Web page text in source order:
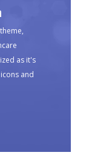
as it's
and